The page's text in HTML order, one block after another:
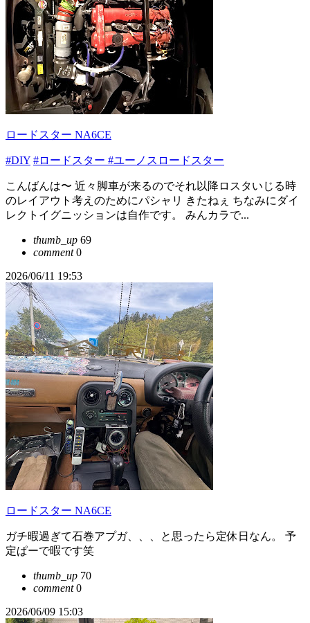
ロードスター NA6CE
#DIY #ロードスター #ユーノスロードスター
こんばんは〜 近々脚車が来るのでそれ以降ロスタいじる時
のレイアウト考えのためにパシャリ きたねぇ ちなみにダイ
レクトイグニッションは自作です。 みんカラで...
thumb_up 69
comment0
2026/06/11 19:53
ロードスター NA6CE
ガチ暇過ぎて石巻アプガ、、、と思ったら定休日なん。 予
定ぱーで暇です笑
thumb_up 70
comment0
2026/06/09 15:03